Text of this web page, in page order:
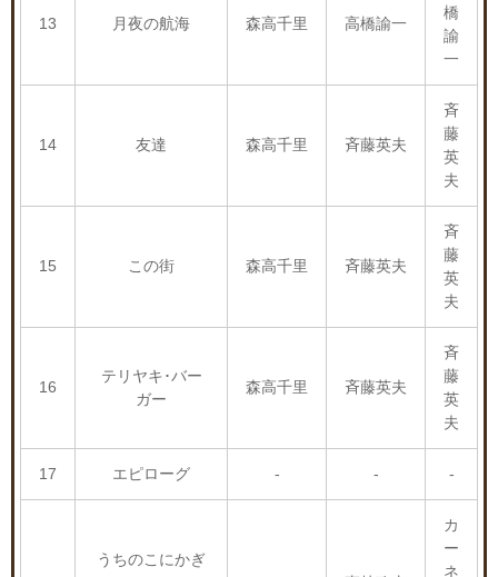
13 月夜の航海 森高千里 高橋諭一
橋
諭
一
14 友達 森高千里 斉藤英夫
斉
藤
英
夫
15 この街 森高千里 斉藤英夫
斉
藤
英
夫
16
テリヤキ･バー
ガー
森高千里 斉藤英夫
斉
藤
英
夫
17 エピローグ - - -
うちのこにかぎ
カ
ー
ネ